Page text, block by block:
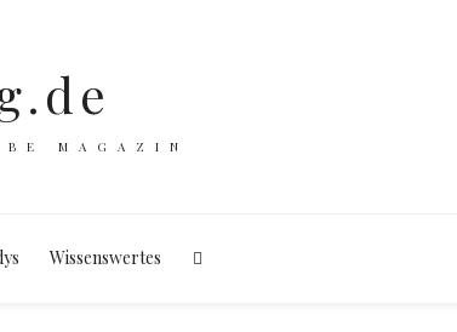
MAGAZIN
Wissenswertes